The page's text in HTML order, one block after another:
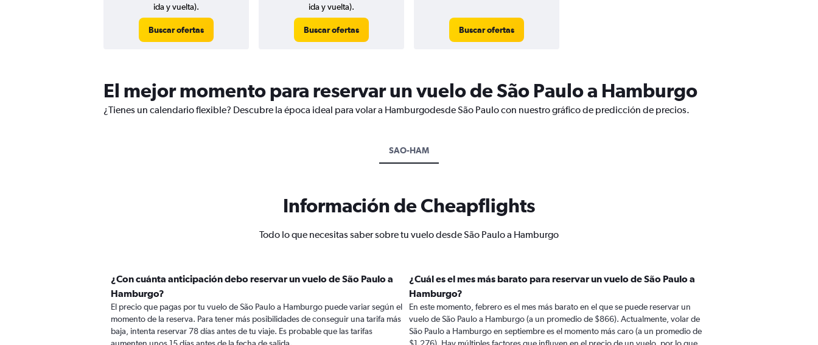
ida y vuelta).
Buscar ofertas
ida y vuelta).
Buscar ofertas Buscar ofertas
El mejor momento para reservar un vuelo de São Paulo a Hamburgo
¿Tienes un calendario flexible? Descubre la época ideal para volar a Hamburgodesde São Paulo con nuestro gráfico de predicción de precios.
SAO-HAM
Información de Cheapflights
Todo lo que necesitas saber sobre tu vuelo desde São Paulo a Hamburgo
¿Con cuánta anticipación debo reservar un vuelo de São Paulo a
Hamburgo?
El precio que pagas por tu vuelo de São Paulo a Hamburgo puede variar según el
momento de la reserva. Para tener más posibilidades de conseguir una tarifa más
baja, intenta reservar 78 días antes de tu viaje. Es probable que las tarifas
¿Cuál es el mes más barato para reservar un vuelo de São Paulo a
Hamburgo?
En este momento, febrero es el mes más barato en el que se puede reservar un
vuelo de São Paulo a Hamburgo (a un promedio de $866). Actualmente, volar de
São Paulo a Hamburgo en septiembre es el momento más caro (a un promedio de